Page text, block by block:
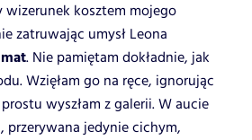
wizerunek kosztem mojego
zatruwając umysł Leona
. Nie pamiętam dokładnie, jak
Wzięłam go na ręce, ignorując
wyszłam z galerii. W aucie
przerywana jedynie cichym,